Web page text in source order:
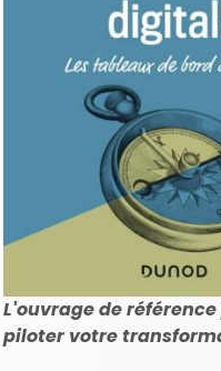
L'ouvrage de
piloter votre